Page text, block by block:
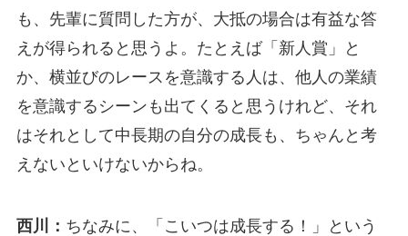
も、先輩に質問した方が、大抵の場合は有益な答
えが得られると思うよ。たとえば「新人賞」と
か、横並びのレースを意識する人は、他人の業績
を意識するシーンも出てくると思うけれど、それ
はそれとして中長期の自分の成長も、ちゃんと考
えないといけないからね。
西川： ちなみに、「こいつは成長する！」という